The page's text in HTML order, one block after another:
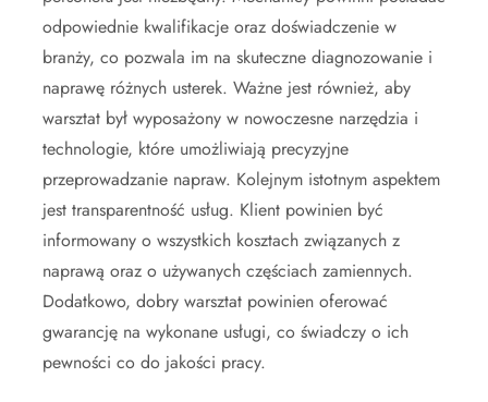
odpowiednie kwalifikacje oraz doświadczenie w
branży, co pozwala im na skuteczne diagnozowanie i
naprawę różnych usterek. Ważne jest również, aby
warsztat był wyposażony w nowoczesne narzędzia i
technologie, które umożliwiają precyzyjne
przeprowadzanie napraw. Kolejnym istotnym aspektem
jest transparentność usług. Klient powinien być
informowany o wszystkich kosztach związanych z
naprawą oraz o używanych częściach zamiennych.
Dodatkowo, dobry warsztat powinien oferować
gwarancję na wykonane usługi, co świadczy o ich
pewności co do jakości pracy.